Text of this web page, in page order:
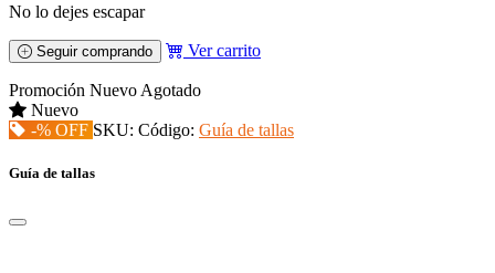
No lo dejes escapar
Seguir comprando Ver carrito
Promoción Nuevo Agotado
Nuevo
-% OFF SKU: Código: Guía de tallas
Guía de tallas